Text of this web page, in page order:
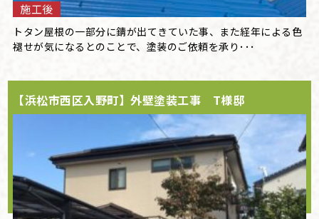
施工後
トタン屋根の一部分に錆が出てきていた事、また経年による色
褪せが気になるとのことで、塗装のご依頼を承り･･･
【浜松市西区入野町】外壁塗装工事 T様邸